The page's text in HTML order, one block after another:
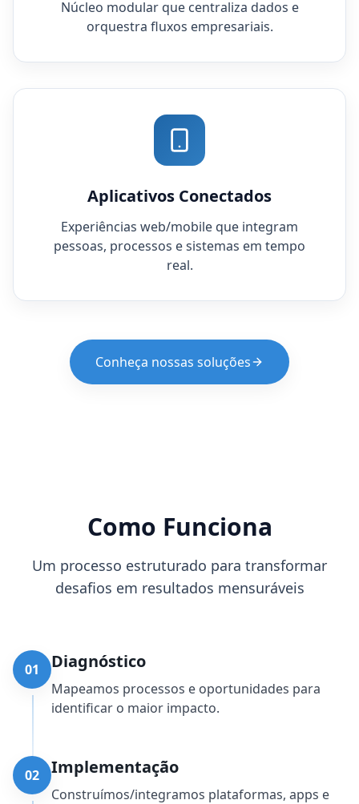
Núcleo modular que centraliza dados e
orquestra fluxos empresariais.
Aplicativos Conectados
Experiências web/mobile que integram
pessoas, processos e sistemas em tempo
real.
Conheça nossas soluções
Como Funciona
Um processo estruturado para transformar
desafios em resultados mensuráveis
01 Diagnóstico
Mapeamos processos e oportunidades para
identificar o maior impacto.
02 Implementação
Construímos/integramos plataformas, apps e